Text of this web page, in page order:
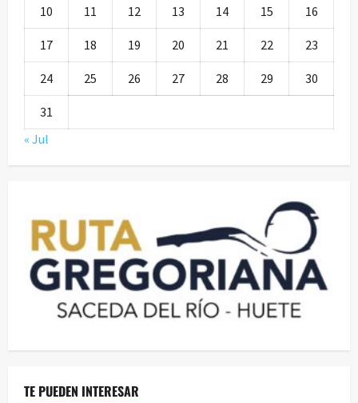
10 11 12 13 14 15 16
17 18 19 20 21 22 23
24 25 26 27 28 29 30
31
« Jul
TE PUEDEN INTERESAR